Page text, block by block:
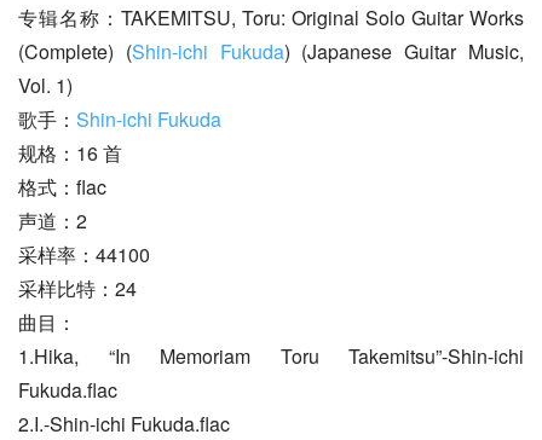
专辑名称：TAKEMITSU, Toru: Original Solo Guitar Works
(Complete) (Shin-ichi Fukuda) (Japanese Guitar Music,
Vol. 1)
歌手： Shin-ichi Fukuda
规格：16 首
格式：flac
声道：2
采样率：44100
采样比特：24
曲目：
1.Hika, “In Memoriam Toru Takemitsu”-Shin-ichi
Fukuda.flac
2.I.-Shin-ichi Fukuda.flac